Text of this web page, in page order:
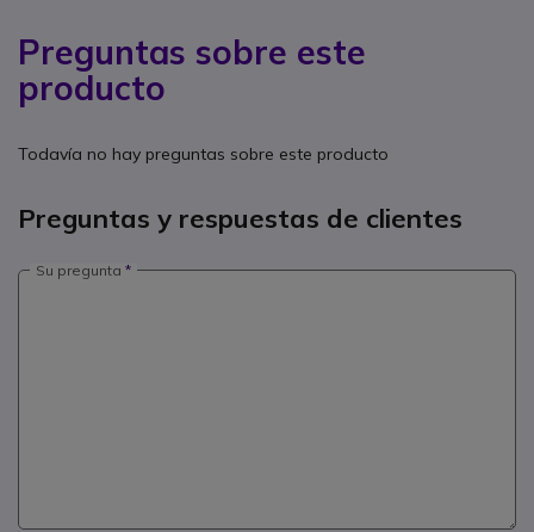
Preguntas sobre este
producto
Todavía no hay preguntas sobre este producto
Preguntas y respuestas de clientes
Su pregunta